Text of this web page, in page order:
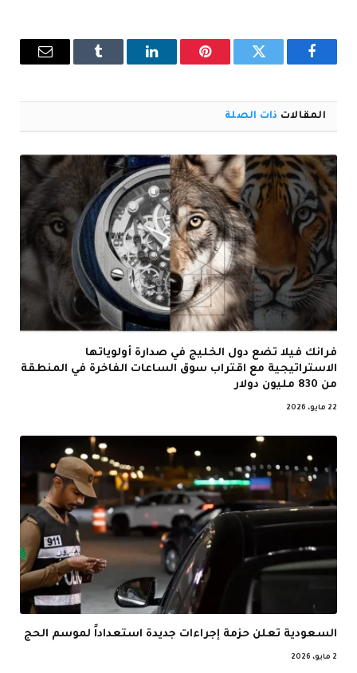
فيسبوك تويتر بينتيريستلينكدإن Tumblr
البريد
المقالات ذات الصلة
فرانك فيلا تضع دول الخليج في صدارة أولوياتها
الاستراتيجية مع اقتراب سوق الساعات الفاخرة في المنطقة
من 830 مليون دولار
22 مايو، 2026
السعودية تعلن حزمة إجراءات جديدة استعداداً لموسم الحج
2 مايو، 2026